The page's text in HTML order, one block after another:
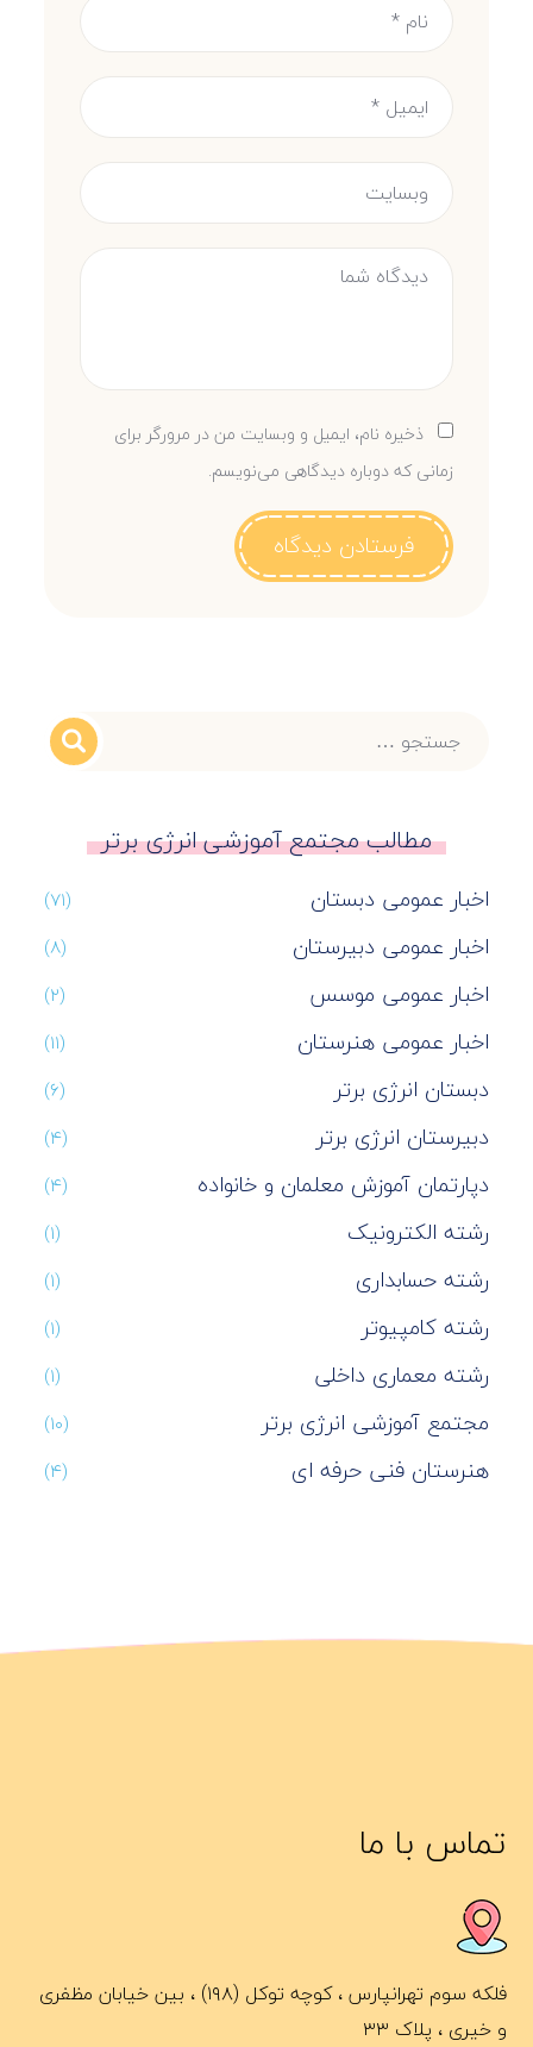
ذخیره نام، ایمیل و وبسایت من در مرورگر برای
زمانی که دوباره دیدگاهی می‌نویسم.
مطالب مجتمع آموزشی انرژی برتر
اخبار عمومی دبستان (۷۱)
اخبار عمومی دبیرستان (۸)
اخبار عمومی موسس (۲)
اخبار عمومی هنرستان (۱۱)
دبستان انرژی برتر (۶)
دبیرستان انرژی برتر (۴)
دپارتمان آموزش معلمان و خانواده (۴)
رشته الکترونیک (۱)
رشته حسابداری (۱)
رشته کامپیوتر (۱)
رشته معماری داخلی (۱)
مجتمع آموزشی انرژی برتر (۱۰)
هنرستان فنی حرفه ای (۴)
تماس با ما
فلکه سوم تهرانپارس ، کوچه توکل (۱۹۸) ، بین خیابان مظفری
و خیری ، پلاک ۳۳